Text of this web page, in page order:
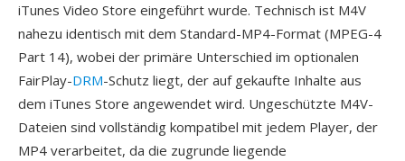
iTunes Video Store eingeführt wurde. Technisch ist M4V
nahezu identisch mit dem Standard-MP4-Format (MPEG-4
Part 14), wobei der primäre Unterschied im optionalen
FairPlay-DRM-Schutz liegt, der auf gekaufte Inhalte aus
dem iTunes Store angewendet wird. Ungeschützte M4V-
Dateien sind vollständig kompatibel mit jedem Player, der
MP4 verarbeitet, da die zugrunde liegende